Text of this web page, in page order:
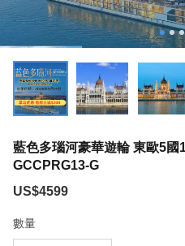
藍色多瑙河豪華遊輪 東歐5國
GCCPRG13-G
US$4599
數量